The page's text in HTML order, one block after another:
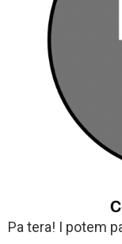
Pa tera! I potem